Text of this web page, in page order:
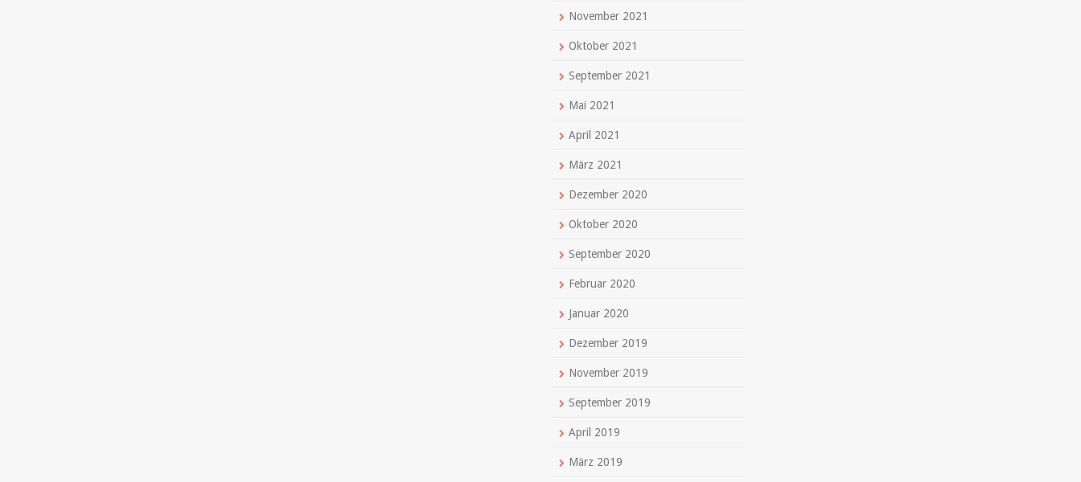
November 2021
Oktober 2021
September 2021
Mai 2021
April 2021
März 2021
Dezember 2020
Oktober 2020
September 2020
Februar 2020
Januar 2020
Dezember 2019
November 2019
September 2019
April 2019
März 2019